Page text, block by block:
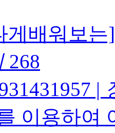
게배워보는
268
|
이용하여